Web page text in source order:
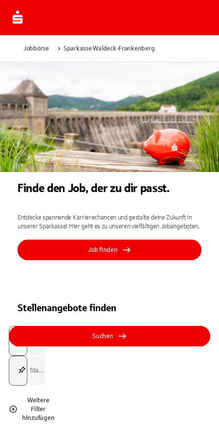
Jobbörse Sparkasse Waldeck-Frankenberg
Finde den Job, der zu dir passt.
Entdecke spannende Karrierechancen und gestalte deine Zukunft in
unserer Sparkasse! Hier geht es zu unseren vielfältigen Jobangeboten.
Job finden
Stellenangebote finden
Suchfeld
Tippen Sie, um nach Themen zu suchen. Verwenden Sie die
Suchfeld
Tippen Sie, um nach Themen zu suchen. Verwenden Sie die
Weitere
Filter
hinzufügen
Suchen